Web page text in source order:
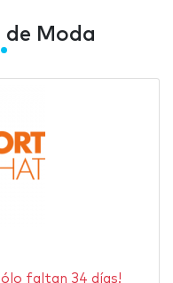
de Moda
faltan 34 días!